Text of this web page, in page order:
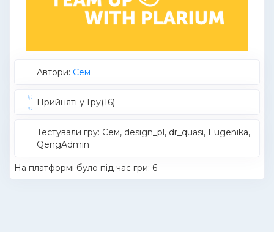
Автори: Cем
Прийняті у Гру(16)
Тестували гру: Cем, design_pl, dr_quasi, Eugenika,
QengAdmin
На платформі було під час гри: 6